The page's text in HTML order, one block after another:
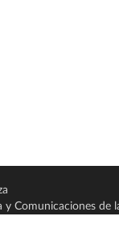
Comunicaciones de